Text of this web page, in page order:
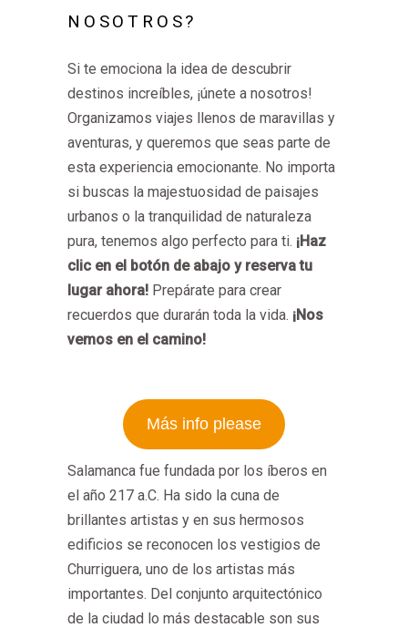
NOSOTROS?
Si te emociona la idea de descubrir
destinos increíbles, ¡únete a nosotros!
Organizamos viajes llenos de maravillas y
aventuras, y queremos que seas parte de
esta experiencia emocionante. No importa
si buscas la majestuosidad de paisajes
urbanos o la tranquilidad de naturaleza
pura, tenemos algo perfecto para ti. ¡Haz
clic en el botón de abajo y reserva tu
lugar ahora! Prepárate para crear
recuerdos que durarán toda la vida. ¡Nos
vemos en el camino!
Más info please
Salamanca fue fundada por los íberos en
el año 217 a.C. Ha sido la cuna de
brillantes artistas y en sus hermosos
edificios se reconocen los vestigios de
Churriguera, uno de los artistas más
importantes. Del conjunto arquitectónico
de la ciudad lo más destacable son sus